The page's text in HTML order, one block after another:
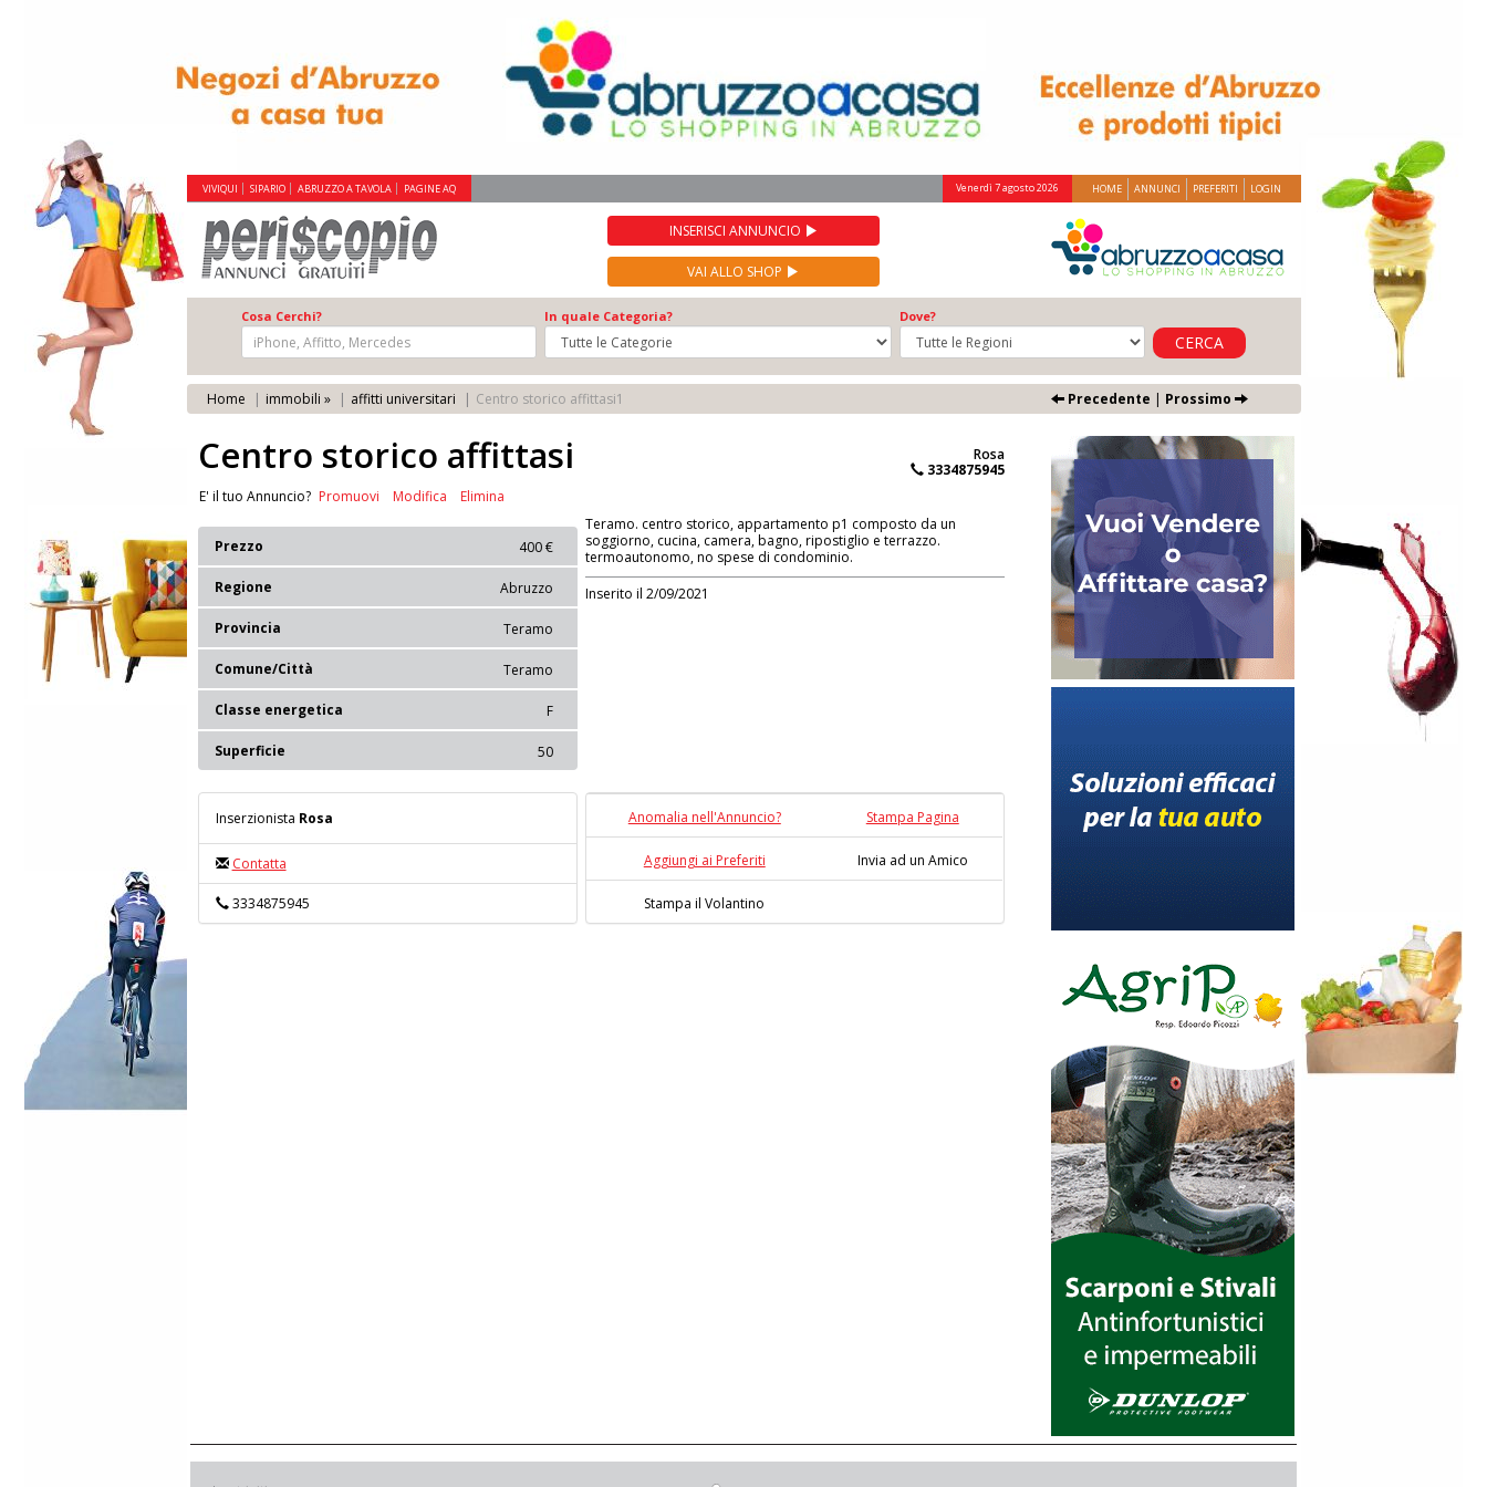
VIVIQUI SIPARIO ABRUZZO A TAVOLA PAGINE AQ HOME ANNUNCI PREFERITI LOGIN
Venerdì 7 agosto 2026
INSERISCI ANNUNCIO
VAI ALLO SHOP
Cosa Cerchi? In quale Categoria? Dove?
CERCA
Home immobili » affitti universitari Centro storico affittasi1 Precedente | Prossimo
Centro storico affittasi
Rosa
3334875945
E' il tuo Annuncio? Promuovi Modifica Elimina
400 €
Prezzo
Abruzzo
Regione
Teramo
Provincia
Teramo
Comune/Città
F
Classe energetica
50
Superficie
Teramo. centro storico, appartamento p1 composto da un
soggiorno, cucina, camera, bagno, ripostiglio e terrazzo.
termoautonomo, no spese di condominio.
Inserito il 2/09/2021
Inserzionista Rosa
Contatta
3334875945
Anomalia nell'Annuncio? Stampa Pagina
Aggiungi ai Preferiti Invia ad un Amico
Stampa il Volantino